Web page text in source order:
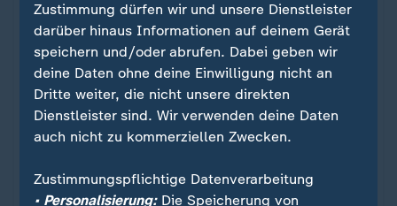
Für die Darstellung von ZDFheute Infografiken
nutzen wir die Software von Datawrapper. Erst
wenn Sie hier klicken, werden die Grafiken
nachgeladen. Ihre IP-Adresse wird dabei an
externe Server von Datawrapper übertragen.
Über den Datenschutz von Datawrapper
können Sie sich auf der Seite des Anbieters
erleichtern, speichern wir Ihre Zustimmung in
Zustimmung dürfen wir und unsere Dienstleister
darüber hinaus Informationen auf deinem Gerät
speichern und/oder abrufen. Dabei geben wir
deine Daten ohne deine Einwilligung nicht an
Dritte weiter, die nicht unsere direkten
Dienstleister sind. Wir verwenden deine Daten
auch nicht zu kommerziellen Zwecken.
Zustimmungspflichtige Datenverarbeitung
• Personalisierung:Die Speicherung von